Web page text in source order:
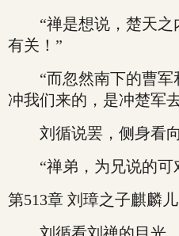
“禅是想说，楚天之
有关！”
“而忽然南下的曹军
冲我们来的，是冲楚军
刘循说罢，侧身看向
“禅弟，为兄说的可
第513章 刘璋之子麒麟儿